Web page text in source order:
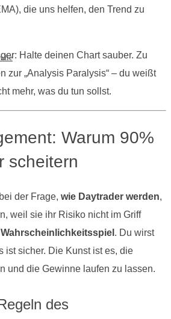
die uns helfen, den Trend zu
Halte deinen Chart sauber. Zu
zur „Analysis Paralysis“ – du weißt
mehr, was du tun sollst.
Warum 90%
scheitern
der Frage, wie Daytrader werden,
weil sie ihr Risiko nicht im Griff
Wahrscheinlichkeitsspiel . Du wirst
ist sicher. Die Kunst ist es, die
und die Gewinne laufen zu lassen.
des